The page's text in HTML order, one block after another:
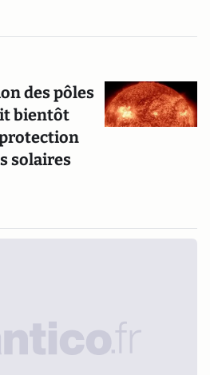
des pôles
bientôt
solaires